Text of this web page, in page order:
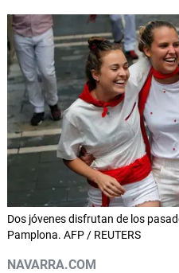
Dos jóvenes disfrutan de los
Pamplona. AFP / REUTERS
NAVARRA.COM